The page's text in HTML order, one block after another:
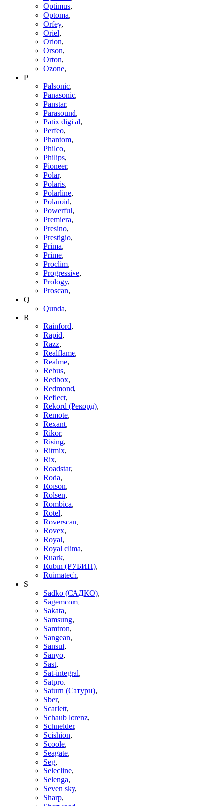
Optimus,
Optoma,
Orfey,
Oriel,
Orion,
Orson,
Orton,
Ozone,
P
Palsonic,
Panasonic,
Panstar,
Parasound,
Patix digital,
Perfeo,
Phantom,
Philco,
Philips,
Pioneer,
Polar,
Polaris,
Polarline,
Polaroid,
Powerful,
Premiera,
Presino,
Prestigio,
Prima,
Prime,
Proclim,
Progressive,
Prology,
Proscan,
Q
Qunda,
R
Rainford,
Rapid,
Razz,
Realflame,
Realme,
Rebus,
Redbox,
Redmond,
Reflect,
Rekord (Рекорд),
Remote,
Rexant,
Rikor,
Rising,
Ritmix,
Rix,
Roadstar,
Roda,
Roison,
Rolsen,
Rombica,
Rotel,
Roverscan,
Rovex,
Royal,
Royal clima,
Ruark,
Rubin (РУБИН),
Ruimatech,
S
Sadko (САДКО),
Sagemcom,
Sakata,
Samsung,
Samtron,
Sangean,
Sansui,
Sanyo,
Sast,
Sat-integral,
Satpro,
Saturn (Сатурн),
Sber,
Scarlett,
Schaub lorenz,
Schneider,
Scishion,
Scoole,
Seagate,
Seg,
Selecline,
Selenga,
Seven sky,
Sharp,